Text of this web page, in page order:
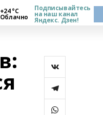
+24 °С
Облачно
Подписывайтесь
на наш канал
Яндекс. Дзен!